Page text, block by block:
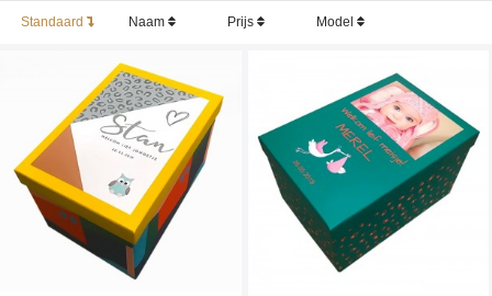
Standaard Naam Prijs Model